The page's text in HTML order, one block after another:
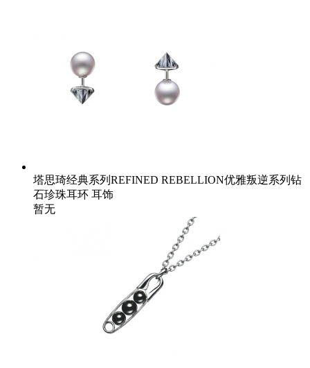
塔思琦经典系列REFINED REBELLION优雅叛逆系列钻
石珍珠耳环 耳饰
暂无